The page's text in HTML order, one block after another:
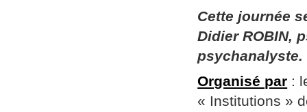
Cette journée
Didier ROBIN,
psychanalyste.
Organisé par :
« Institutions »